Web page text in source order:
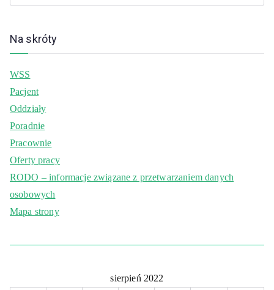
Na skróty
WSS
Pacjent
Oddziały
Poradnie
Pracownie
Oferty pracy
RODO – informacje związane z przetwarzaniem danych
osobowych
Mapa strony
sierpień 2022